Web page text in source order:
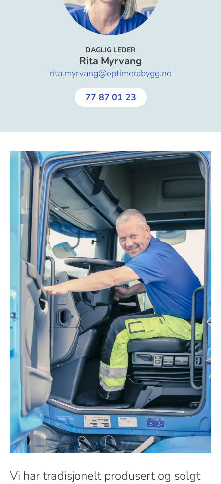
DAGLIG LEDER
Rita Myrvang
rita.myrvang@optimerabygg.no
77 87 01 23
Vi har tradisjonelt produsert og solgt